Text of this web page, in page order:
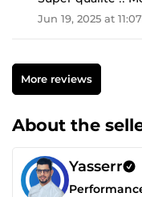
Jun 19, 2025 at
More reviews
About the
Yasserr